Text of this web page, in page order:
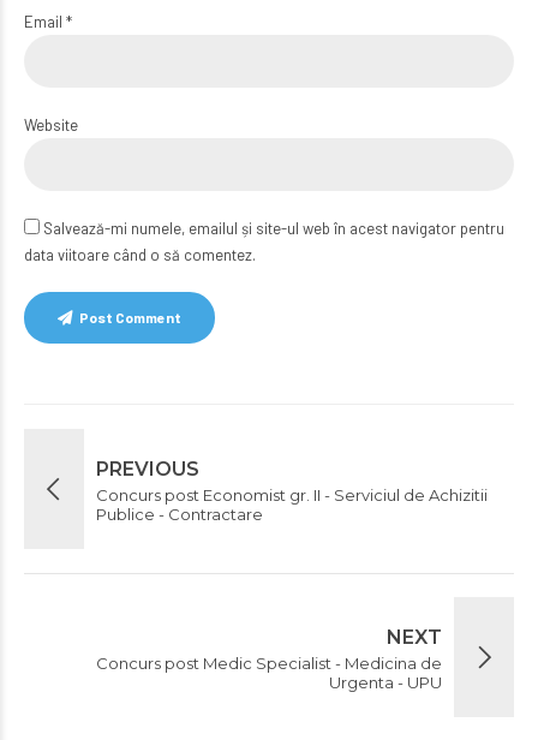
Email *
Website
Salvează-mi numele, emailul și site-ul web în acest navigator pentru
data viitoare când o să comentez.
Post Comment
PREVIOUS
Concurs post Economist gr. II - Serviciul de Achizitii
Publice - Contractare
NEXT
Concurs post Medic Specialist - Medicina de
Urgenta - UPU